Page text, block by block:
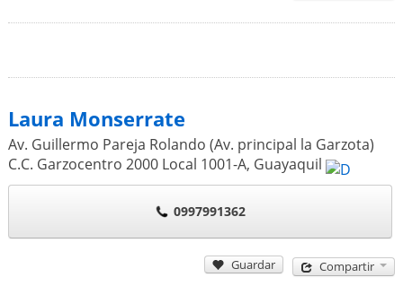
Laura Monserrate
Av. Guillermo Pareja Rolando (Av. principal la Garzota)
C.C. Garzocentro 2000 Local 1001-A, Guayaquil
0997991362
Guardar Compartir